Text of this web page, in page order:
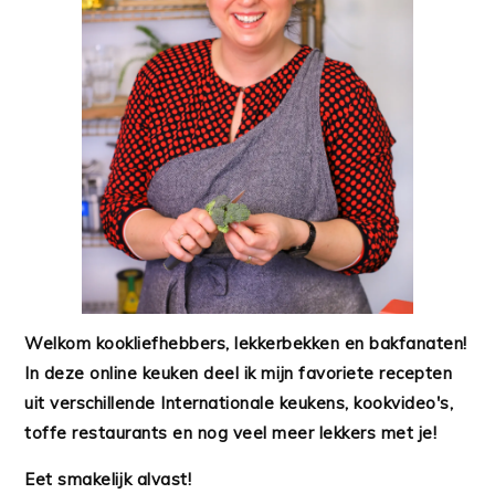
Welkom kookliefhebbers, lekkerbekken en bakfanaten!
In deze online keuken deel ik mijn favoriete recepten
uit verschillende Internationale keukens, kookvideo's,
toffe restaurants en nog veel meer lekkers met je!
Eet smakelijk alvast!